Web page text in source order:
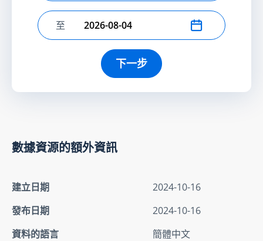
選擇結束日期
至
下一步
數據資源的額外資訊
建立日期
2024-10-16
發布日期
2024-10-16
資料的語言
簡體中文